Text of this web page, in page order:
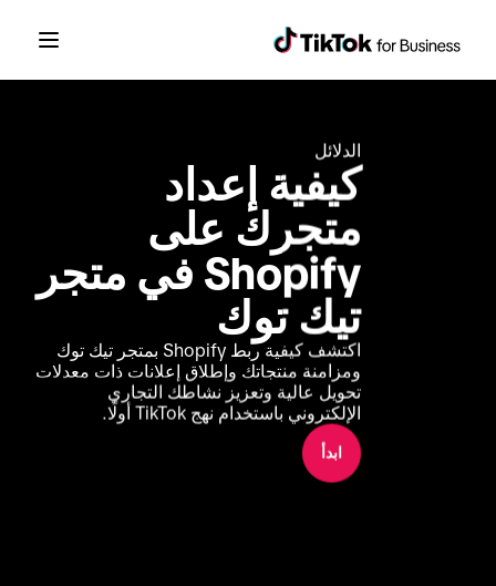
الدلائل
تيك توك
الإلكتروني باستخدام نهج TikTok أولًا.
ابدأ